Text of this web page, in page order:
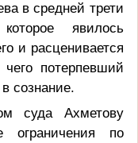
в средней трети
явилось
и расценивается
потерпевший
сознание.
суда Ахметову
ограничения по